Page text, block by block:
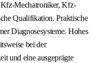
Kfz-Mechatroniker, Kfz-
Qualifikation. Praktische
Diagnosesysteme. Hohes
bei der
und eine ausgeprägte